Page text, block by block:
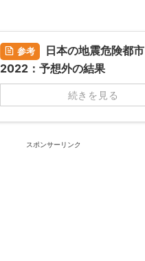
参考
日本の地震危険都市
2022：予想外の結果
続きを見る
スポンサーリンク